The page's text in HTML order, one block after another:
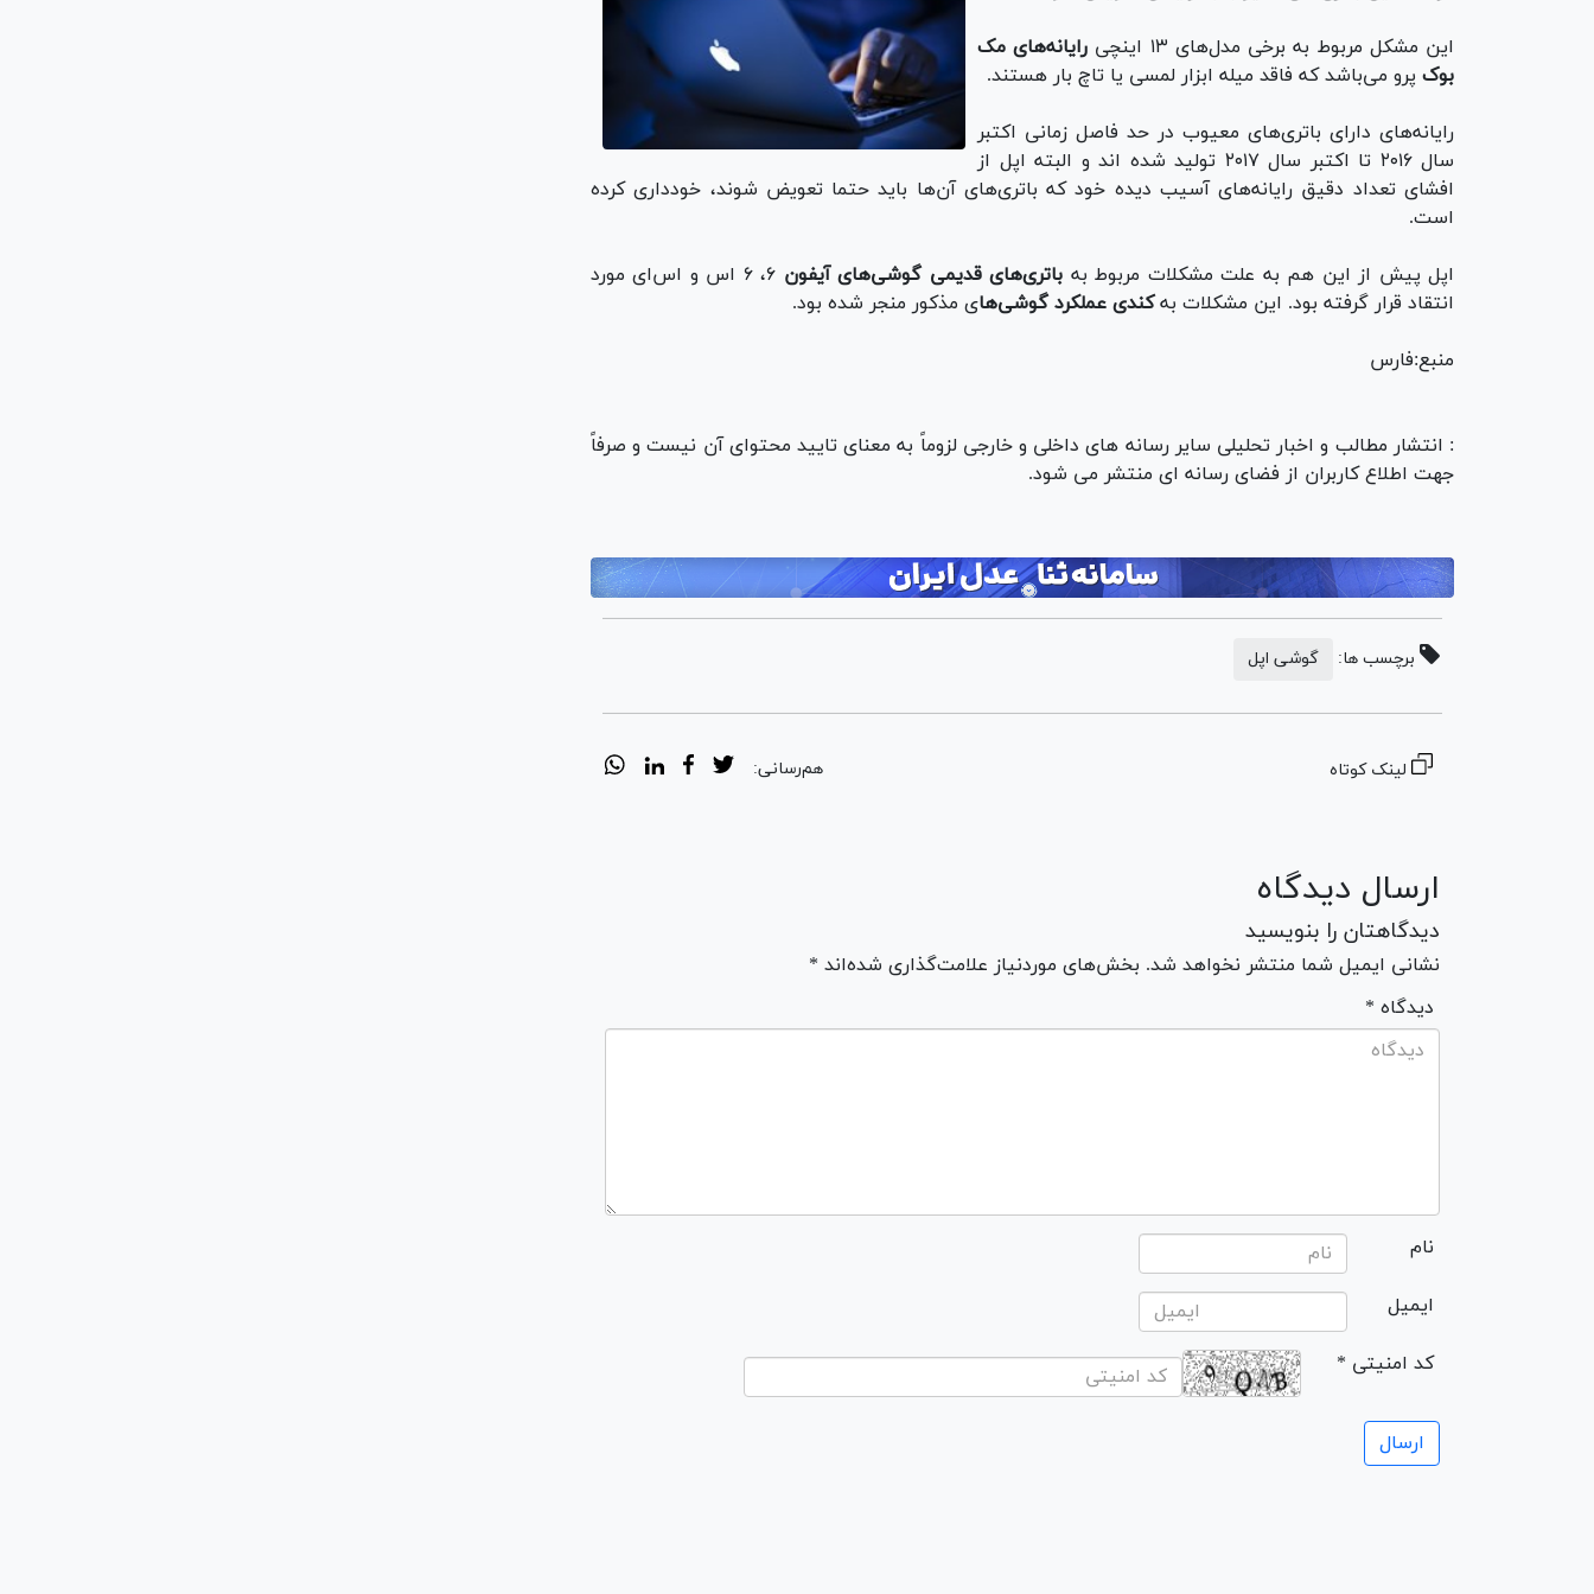
این مشکل مربوط به برخی مدل‌های ۱۳ اینچی
رایانه‌های مک
بوک پرو می‌باشد که فاقد میله ابزار لمسی یا تاچ بار هستند.
رایانه‌های دارای باتری‌های معیوب در حد فاصل زمانی اکتبر
سال ۲۰۱۶ تا اکتبر سال ۲۰۱۷ تولید شده اند و البته اپل از
افشای تعداد دقیق رایانه‌های آسیب دیده خود که باتری‌های آن‌ها باید حتما تعویض شوند، خودداری کرده
است.
اپل پیش از این هم به علت مشکلات مربوط به باتری‌های قدیمی گوشی‌های آیفون
۶، ۶ اس و اس‌ای مورد
انتقاد قرار گرفته بود. این مشکلات بهکندی عملکرد گوشی‌های مذکور منجر شده بود.
منبع:فارس
: انتشار مطالب و اخبار تحلیلی سایر رسانه های داخلی و خارجی لزوماً به معنای تایید محتوای آن نیست و صرفاً
جهت اطلاع کاربران از فضای رسانه ای منتشر می شود.
برچسب ها: گوشی اپل
لینک کوتاه هم‌رسانی:
ارسال دیدگاه
دیدگاهتان را بنویسید
نشانی ایمیل شما منتشر نخواهد شد. بخش‌های موردنیاز علامت‌گذاری شده‌اند *
* دیدگاه
نام
ایمیل
* کد امنیتی